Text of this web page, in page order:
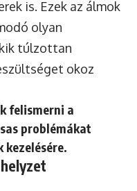
is. Ezek az álmok
olyan
túlzottan
okoz
felismerni a
problémákat
kezelésére.